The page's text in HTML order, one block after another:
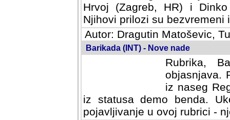
Hrvoj (Zagreb, HR) i
Njihovi prilozi su bezvremeni
Autor: Dragutin Matoševic,
Barikada (INT) - Nove nade
Rubrika,
objasnjava.
iz naseg
iz statusa demo benda.
pojavljivanje u ovoj rubrici -